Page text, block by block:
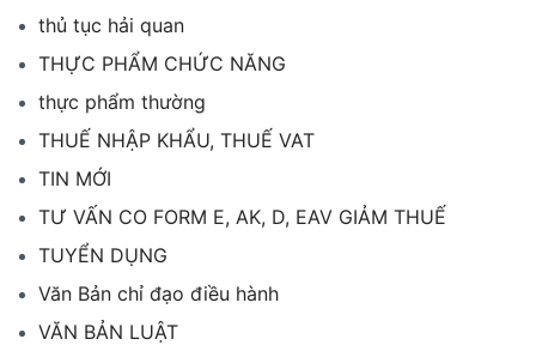
thủ tục hải quan
THỰC PHẨM CHỨC NĂNG
thực phẩm thường
THUẾ NHẬP KHẨU, THUẾ VAT
TIN MỚI
TƯ VẤN CO FORM E, AK, D, EAV GIẢM THUẾ
TUYỂN DỤNG
Văn Bản chỉ đạo điều hành
VĂN BẢN LUẬT